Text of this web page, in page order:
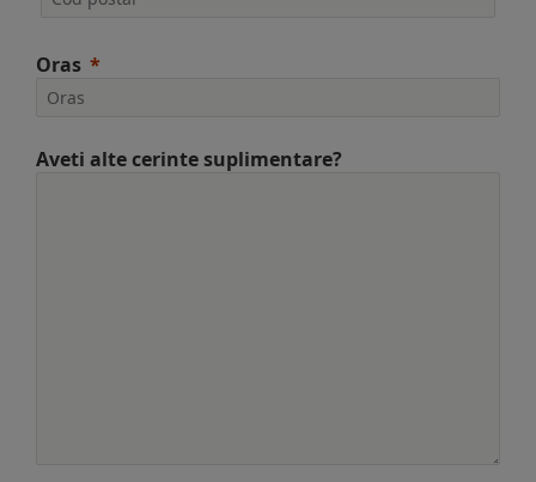
Oras
Aveti alte cerinte suplimentare?